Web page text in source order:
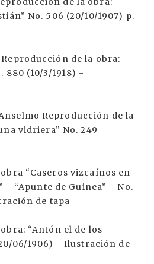
No. 506 (20/10/1907) p.
Reproducción de la obra:
880 (10/3/1918) -
Reproducción de la
vidriera” No. 249
“Caseros vizcaínos en
—“Apunte de Guinea”— No.
de tapa
“Antón el de los
06/1906) - Ilustración de